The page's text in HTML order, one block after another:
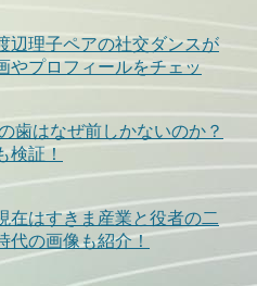
辺理子ペアの社交ダンスが
やプロフィールをチェッ
歯はなぜ前しかないのか？
検証！
在はすきま産業と役者の二
代の画像も紹介！